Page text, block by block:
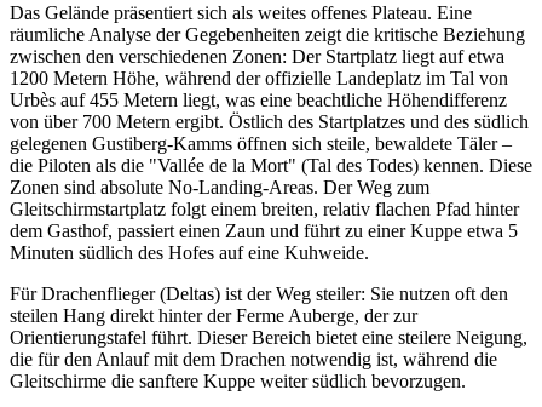
Das Gelände präsentiert sich als weites offenes Plateau. Eine
räumliche Analyse der Gegebenheiten zeigt die kritische Beziehung
zwischen den verschiedenen Zonen: Der Startplatz liegt auf etwa
1200 Metern Höhe, während der offizielle Landeplatz im Tal von
Urbès auf 455 Metern liegt, was eine beachtliche Höhendifferenz
von über 700 Metern ergibt. Östlich des Startplatzes und des südlich
gelegenen Gustiberg-Kamms öffnen sich steile, bewaldete Täler –
die Piloten als die "Vallée de la Mort" (Tal des Todes) kennen. Diese
Zonen sind absolute No-Landing-Areas. Der Weg zum
Gleitschirmstartplatz folgt einem breiten, relativ flachen Pfad hinter
dem Gasthof, passiert einen Zaun und führt zu einer Kuppe etwa 5
Minuten südlich des Hofes auf eine Kuhweide.
Für Drachenflieger (Deltas) ist der Weg steiler: Sie nutzen oft den
steilen Hang direkt hinter der Ferme Auberge, der zur
Orientierungstafel führt. Dieser Bereich bietet eine steilere Neigung,
die für den Anlauf mit dem Drachen notwendig ist, während die
Gleitschirme die sanftere Kuppe weiter südlich bevorzugen.